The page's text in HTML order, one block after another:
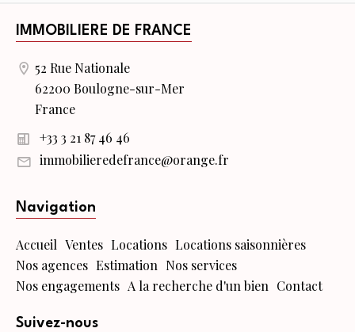
IMMOBILIERE DE FRANCE
52 Rue Nationale
62200 Boulogne-sur-Mer
France
+33 3 21 87 46 46
immobilieredefrance@orange.fr
Navigation
Accueil Ventes Locations Locations saisonnières
Nos agences Estimation Nos services
Nos engagements A la recherche d'un bien Contact
Suivez-nous